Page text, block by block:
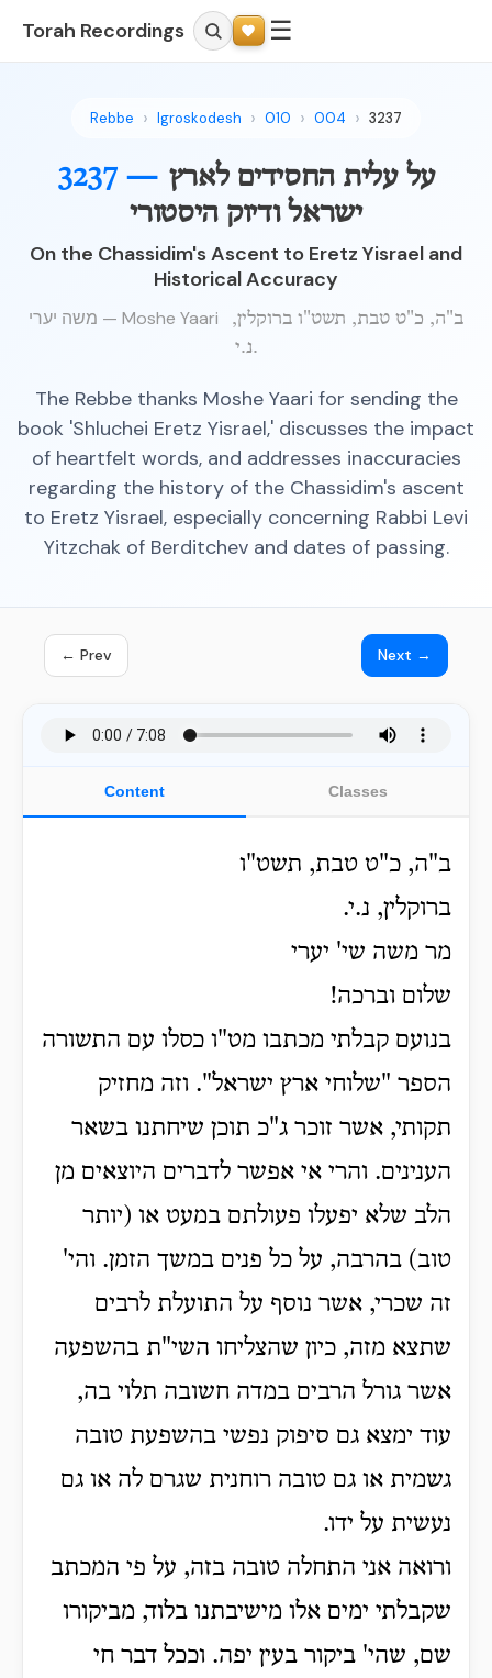
Torah Recordings ☰
Rebbe Igroskodesh 010 004 3237
3237 — על עלית החסידים לארץ
ישראל ודיוק היסטורי
On the Chassidim's Ascent to Eretz Yisrael and
Historical Accuracy
משה יערי — Moshe Yaari
ב"ה, כ"ט טבת, תשט"ו ברוקלין,
נ.י.
The Rebbe thanks Moshe Yaari for sending the
book 'Shluchei Eretz Yisrael,' discusses the impact
of heartfelt words, and addresses inaccuracies
regarding the history of the Chassidim's ascent
to Eretz Yisrael, especially concerning Rabbi Levi
Yitzchak of Berditchev and dates of passing.
← Prev Next →
Content Classes
ב"ה, כ"ט טבת, תשט"ו
ברוקלין, נ.י.
מר משה שי' יערי
שלום וברכה!
בנועם קבלתי מכתבו מט"ו כסלו עם התשורה
הספר "שלוחי ארץ ישראל". וזה מחזיק
תקותי, אשר זוכר ג"כ תוכן שיחתנו בשאר
הענינים. והרי אי אפשר לדברים היוצאים מן
הלב שלא יפעלו פעולתם במעט או (יותר
טוב) בהרבה, על כל פנים במשך הזמן. והי'
זה שכרי, אשר נוסף על התועלת לרבים
שתצא מזה, כיון שהצליחו השי"ת בהשפעה
אשר גורל הרבים במדה חשובה תלוי בה,
עוד ימצא גם סיפוק נפשי בהשפעת טובה
גשמית או גם טובה רוחנית שגרם לה או גם
נעשית על ידו.
ורואה אני התחלה טובה בזה, על פי המכתב
שקבלתי ימים אלו מישיבתנו בלוד, מביקורו
שם, שהי' ביקור בעין יפה. וככל דבר חי